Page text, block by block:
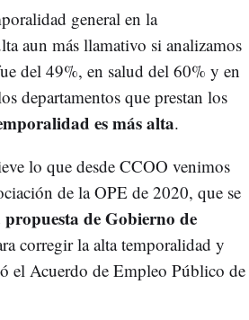
general en la
aun más llamativo si analizamos
del 49%, en salud del 60% y en
departamentos que prestan los
es más alta.
lo que desde CCOO venimos
de la OPE de 2020, que se
de Gobierno de
corregir la alta temporalidad y
el Acuerdo de Empleo Público de